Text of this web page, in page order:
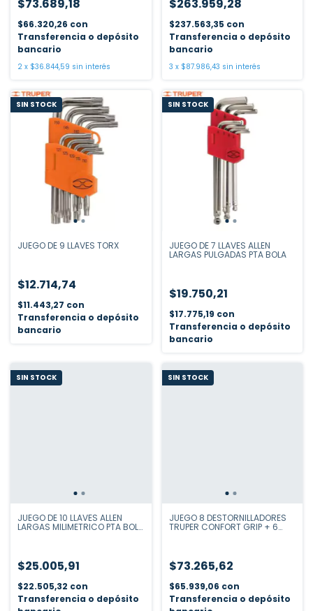
$73.689,18
$66.320,26 con
Transferencia o depósito
bancario
2 x $36.844,59 sin interés
$263.959,28
$237.563,35 con
Transferencia o depósito
bancario
3 x $87.986,43 sin interés
SIN STOCK
JUEGO DE 9 LLAVES TORX
$12.714,74
$11.443,27 con
Transferencia o depósito
bancario
SIN STOCK
JUEGO DE 7 LLAVES ALLEN
LARGAS PULGADAS PTA BOLA
$19.750,21
$17.775,19 con
Transferencia o depósito
bancario
SIN STOCK
JUEGO DE 10 LLAVES ALLEN
LARGAS MILIMETRICO PTA BOLA
$25.005,91
$22.505,32 con
Transferencia o depósito
SIN STOCK
JUEGO 8 DESTORNILLADORES
TRUPER CONFORT GRIP + 6
$73.265,62
$65.939,06 con
Transferencia o depósito